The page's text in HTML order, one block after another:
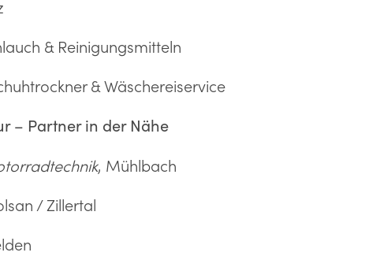
& Reinigungsmitteln
& Wäschereiservice
– Partner in der Nähe
, Mühlbach
/ Zillertal